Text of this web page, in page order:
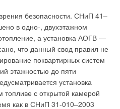
безопасности. СНиП 41–
в одно-, двухэтажном
а установка АОГВ —
что данный свод правил не
поквартирных систем
этажностью до пяти
установка
топливе с открытой камерой
как в СНиП 31-010–2003